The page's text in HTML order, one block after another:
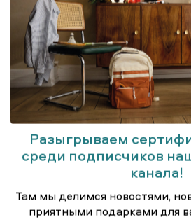
Куртка удлинённая
Разыгрываем
среди подписчиков
канала!
Там мы делимся новостями,
приятными подарками для